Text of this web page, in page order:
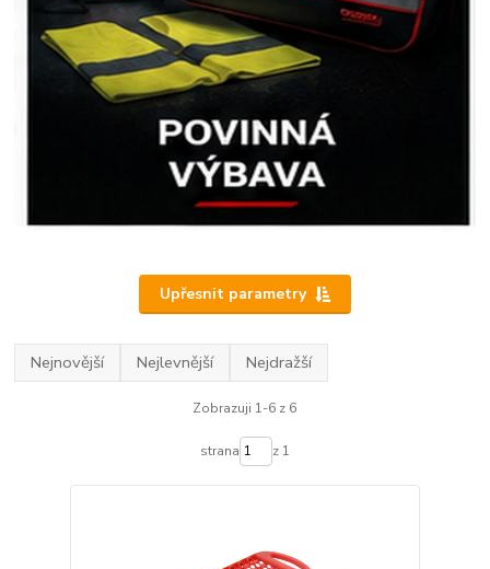
Upřesnit parametry
Nejnovější Nejlevnější Nejdražší
Zobrazuji 1-6 z 6
strana z 1